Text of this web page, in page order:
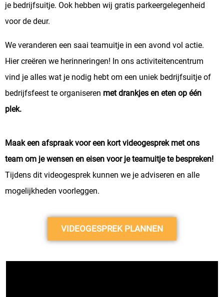
je bedrijfsuitje. Ook hebben wij gratis parkeergelegenheid
voor de deur.
We veranderen een saai teamuitje in een avond vol actie.
Hier creëren we herinneringen! In ons activiteitencentrum
vind je alles wat je nodig hebt om een uniek bedrijfsuitje of
bedrijfsfeest te organiseren met drankjes en eten op één
plek.
Maak een afspraak voor een kort videogesprek met ons
team om je wensen en eisen voor je teamuitje te bespreken!
Tijdens dit videogesprek kunnen we je adviseren en alle
mogelijkheden voorleggen.
VIDEOGESPREK PLANNEN